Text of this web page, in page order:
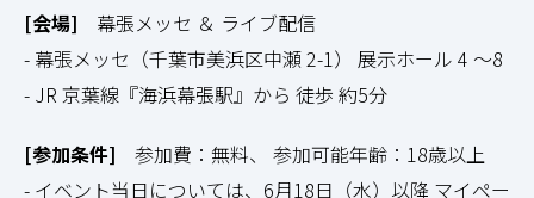
[会場] 幕張メッセ ＆ ライブ配信
- 幕張メッセ（千葉市美浜区中瀬 2-1） 展示ホール 4 ～8
- JR 京葉線『海浜幕張駅』から 徒歩 約5分
[参加条件] 参加費：無料、 参加可能年齢：18歳以上
- イベント当日については、6月18日（水）以降 マイペー